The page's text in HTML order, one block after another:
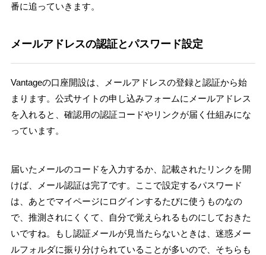
番に追っていきます。
メールアドレスの認証とパスワード設定
Vantageの口座開設は、メールアドレスの登録と認証から始
まります。公式サイトの申し込みフォームにメールアドレス
を入れると、確認用の認証コードやリンクが届く仕組みにな
っています。
届いたメールのコードを入力するか、記載されたリンクを開
けば、メール認証は完了です。ここで設定するパスワード
は、あとでマイページにログインするたびに使うものなの
で、推測されにくくて、自分で覚えられるものにしておきた
いですね。もし認証メールが見当たらないときは、迷惑メー
ルフォルダに振り分けられていることが多いので、そちらも